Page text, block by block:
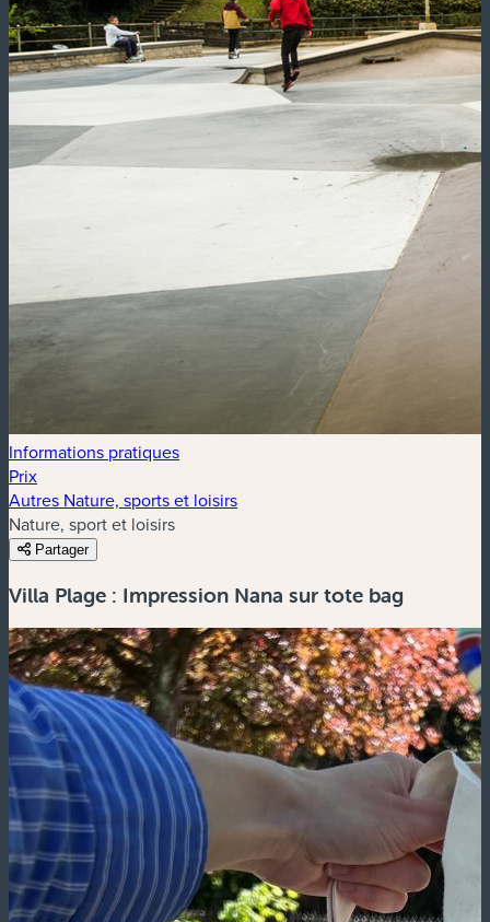
Informations pratiques
Prix
Autres Nature, sports et loisirs
Nature, sport et loisirs
Partager
Villa Plage : Impression Nana sur tote bag